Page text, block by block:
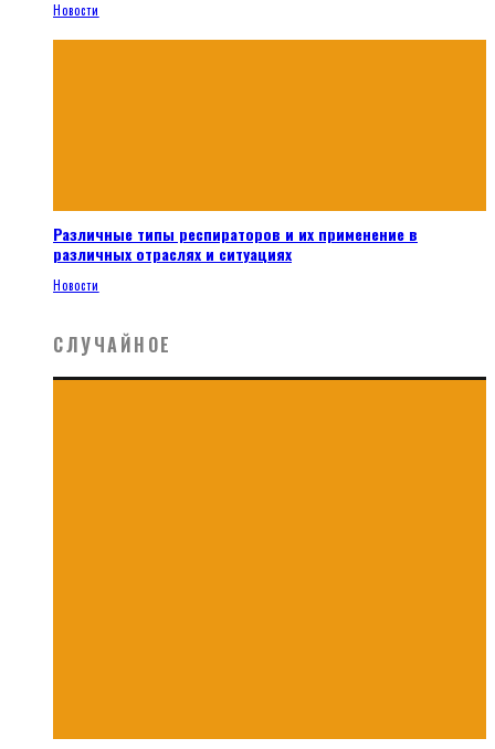
Новости
Различные типы респираторов и их применение в
различных отраслях и ситуациях
Новости
СЛУЧАЙНОЕ